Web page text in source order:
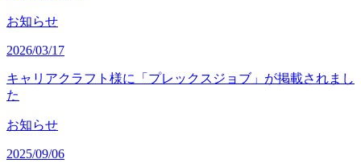
お知らせ
2026/03/17
キャリアクラフト様に「プレックスジョブ」が掲載されまし
た
お知らせ
2025/09/06